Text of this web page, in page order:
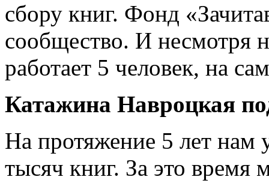
сбору книг. Фонд
сообщество. И несмотря
работает 5 человек, на
Катажина Навроцкая
На протяжение 5 лет нам
тысяч книг. За это время